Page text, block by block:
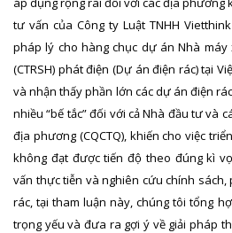
tư vấn của Công ty Luật TNHH
pháp lý cho hàng chục dự án Nhà
(CTRSH) phát điện (Dự án điện rác) tại
và nhận thấy phần lớn các dự án điện
nhiều “bế tắc” đối với cả Nhà đầu tư và
địa phương (CQCTQ), khiến cho việc
không đạt được tiến độ theo đúng kì
vấn thực tiễn và nghiên cứu chính
rác, tại tham luận này, chúng tôi tổng
trọng yếu và đưa ra gợi ý về giải pháp